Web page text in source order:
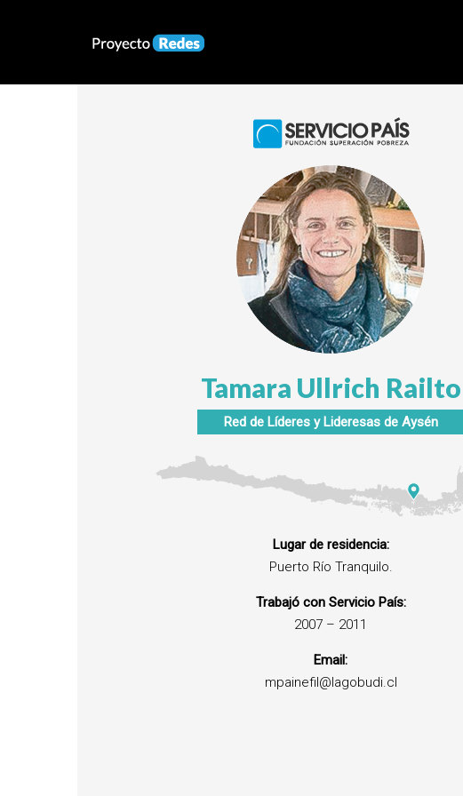
Tamara Ullrich Railto
Red de Líderes y Lideresas de Aysén
Lugar de residencia:
Puerto Río Tranquilo.
Trabajó con Servicio País:
2007 – 2011
Email:
mpainefil@lagobudi.cl